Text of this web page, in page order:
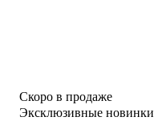
Скоро в продаже
Эксклюзивные новинки